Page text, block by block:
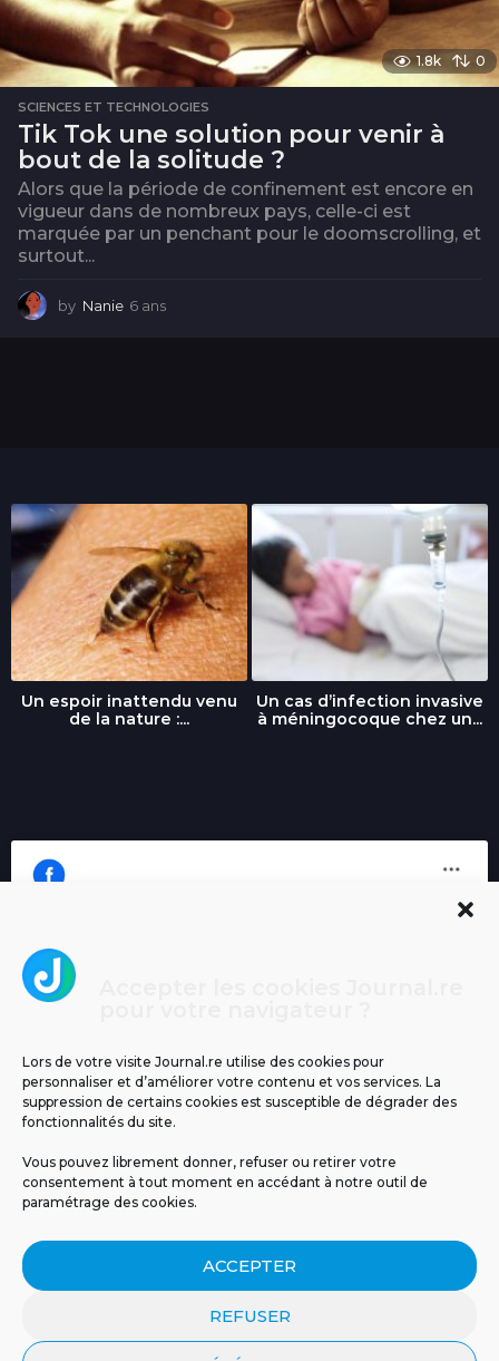
Lors de votre visite Journal.re utilise des cookies pour
personnaliser et d’améliorer votre contenu et vos services. La
suppression de certains cookies est susceptible de dégrader des
fonctionnalités du site.
Vous pouvez librement donner, refuser ou retirer votre
consentement à tout moment en accédant à notre outil de
paramétrage des cookies.
ACCEPTER
REFUSER
1.8k 0
SCIENCES ET TECHNOLOGIES
Tik Tok une solution pour venir à
bout de la solitude ?
Alors que la période de confinement est encore en
vigueur dans de nombreux pays, celle-ci est
marquée par un penchant pour le doomscrolling, et
surtout...
by Nanie 6 ans
Un espoir inattendu venu
de la nature :...
Un cas d’infection invasive
à méningocoque chez un...
MENTIONS LÉGALES PUBLICITÉ
BLOG
NOS ÉMISSIONS
POLITIQUE DE CONFIDENTIALITÉ
CONTACT